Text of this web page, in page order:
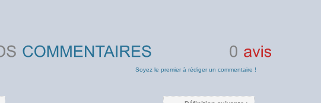
Soyez le premier à rédiger un commentaire !